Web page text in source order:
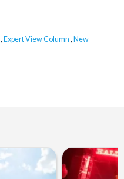
, Expert View Column , New